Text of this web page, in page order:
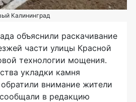
Калининград
объяснили раскачивание
части улицы Красной
технологии мощения.
укладки камня
внимание жители
в редакцию